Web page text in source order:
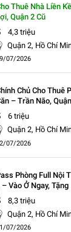
Thuê Nhà Liền
Quận 2 Cũ
4,3 triệu
Quận 2, Hồ Chí
07/2026
Chủ Cho Thuê
– Trần Não, Quận
6 triệu
Quận 2, Hồ Chí
07/2026
Phòng Full Nội
– Vào Ở Ngay, Tặng
8,3 triệu
Quận 2, Hồ Chí
07/2026